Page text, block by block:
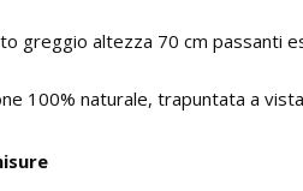
greggio altezza 70 cm passanti
100% naturale, trapuntata a